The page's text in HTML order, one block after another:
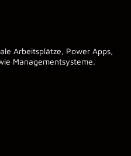
Arbeitsplätze, Power Apps,
Managementsysteme.